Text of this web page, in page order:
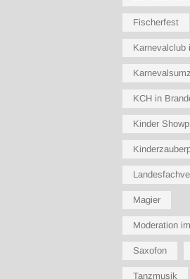
Fischerfest
Karnevalclub
KCH in
Kinder
Magier
Moderation
Saxofon
Tanzmusik